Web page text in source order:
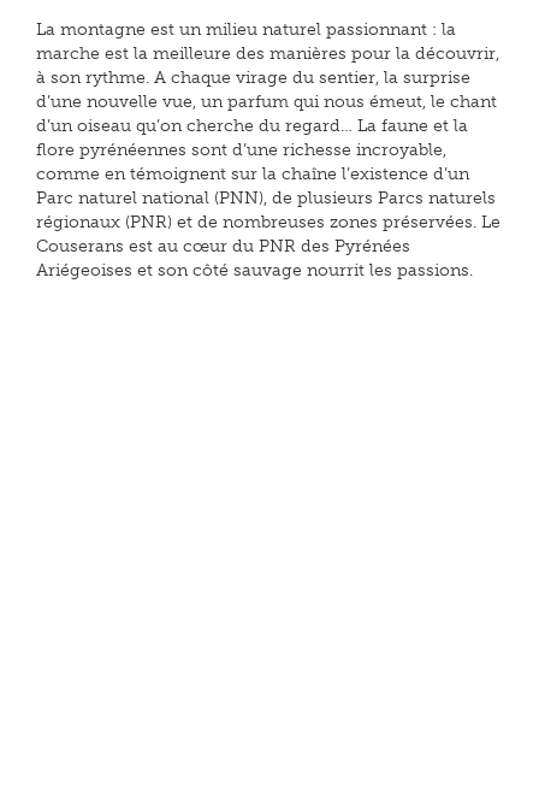
La montagne est un milieu naturel passionnant : la
marche est la meilleure des manières pour la découvrir,
à son rythme. A chaque virage du sentier, la surprise
d’une nouvelle vue, un parfum qui nous émeut, le chant
d’un oiseau qu’on cherche du regard… La faune et la
flore pyrénéennes sont d’une richesse incroyable,
comme en témoignent sur la chaîne l’existence d’un
Parc naturel national (PNN), de plusieurs Parcs naturels
régionaux (PNR) et de nombreuses zones préservées. Le
Couserans est au cœur du PNR des Pyrénées
Ariégeoises et son côté sauvage nourrit les passions.